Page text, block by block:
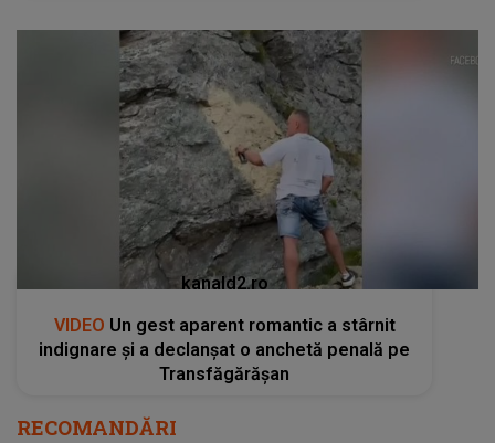
kanald2.ro
VIDEO Un gest aparent romantic a stârnit
indignare și a declanșat o anchetă penală pe
Transfăgărășan
RECOMANDĂRI